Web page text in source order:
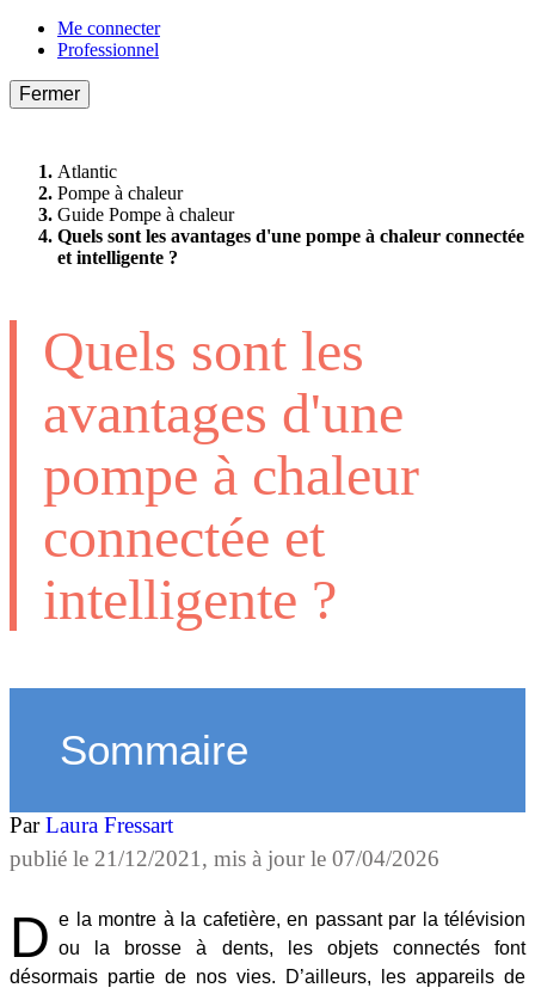
Me connecter
Professionnel
Fermer
Atlantic
Pompe à chaleur
Guide Pompe à chaleur
Quels sont les avantages d'une pompe à chaleur connectée
et intelligente ?
Quels sont les
avantages d'une
pompe à chaleur
connectée et
intelligente ?
Sommaire
ParLaura Fressart
publié le 21/12/2021 , mis à jour le 07/04/2026
D e la montre à la cafetière, en passant par la télévision
ou la brosse à dents, les objets connectés font
désormais partie de nos vies. D’ailleurs, les appareils de